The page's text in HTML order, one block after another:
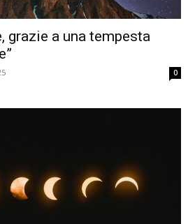
grazie a una tempesta
0